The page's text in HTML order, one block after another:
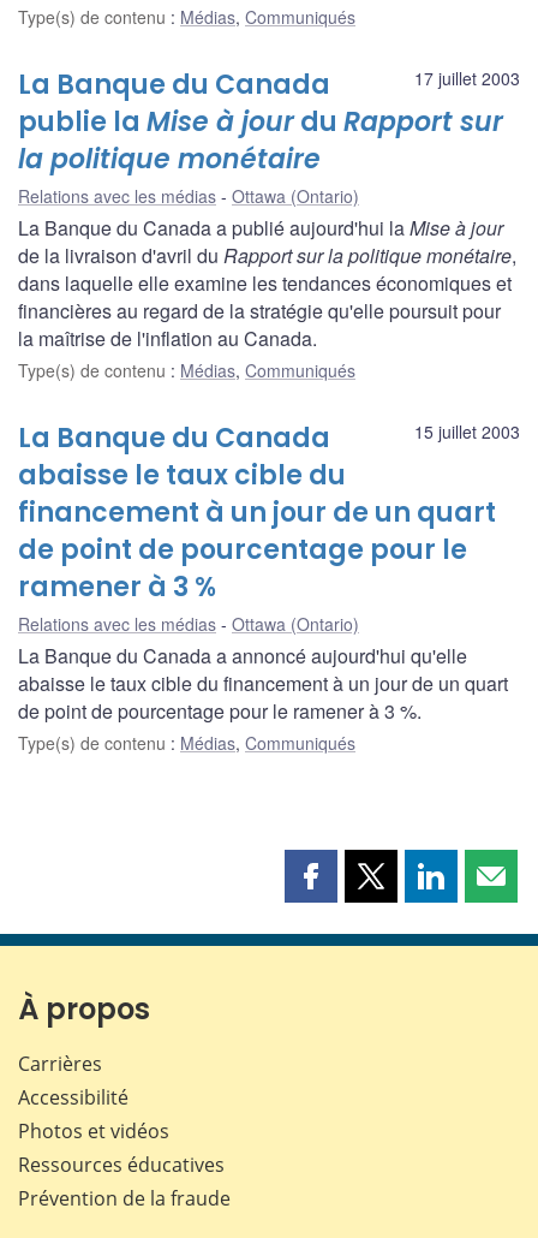
Type(s) de contenu : Médias, Communiqués
17 juillet 2003
La Banque du Canada
publie la Mise à jourdu Rapport sur
la politique monétaire
Relations avec les médias Ottawa (Ontario)
La Banque du Canada a publié aujourd'hui laMise à jour
de la livraison d'avril du Rapport sur la politique monétaire,
dans laquelle elle examine les tendances économiques et
financières au regard de la stratégie qu'elle poursuit pour
la maîtrise de l'inflation au Canada.
Type(s) de contenu : Médias, Communiqués
15 juillet 2003
La Banque du Canada
abaisse le taux cible du
financement à un jour de un quart
de point de pourcentage pour le
ramener à 3 %
Relations avec les médias Ottawa (Ontario)
La Banque du Canada a annoncé aujourd'hui qu'elle
abaisse le taux cible du financement à un jour de un quart
de point de pourcentage pour le ramener à 3 %.
Type(s) de contenu : Médias, Communiqués
Partager
page
Partager
page
Partager
page page
À propos
Carrières
Accessibilité
Photos et vidéos
Ressources éducatives
Prévention de la fraude